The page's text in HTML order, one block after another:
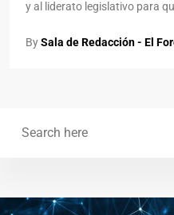
y al liderato legislativo para
BySala de Redacción - El